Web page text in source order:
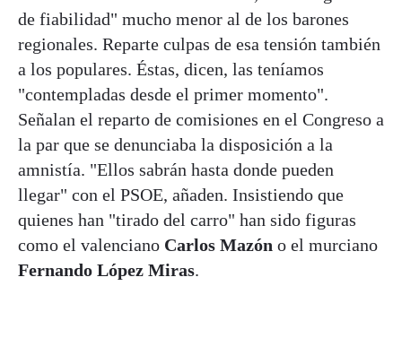
de fiabilidad" mucho menor al de los barones
regionales. Reparte culpas de esa tensión también
a los populares. Éstas, dicen, las teníamos
"contempladas desde el primer momento".
Señalan el reparto de comisiones en el Congreso a
la par que se denunciaba la disposición a la
amnistía. "Ellos sabrán hasta donde pueden
llegar" con el PSOE, añaden. Insistiendo que
quienes han "tirado del carro" han sido figuras
como el valenciano Carlos Mazón o el murciano
Fernando López Miras.